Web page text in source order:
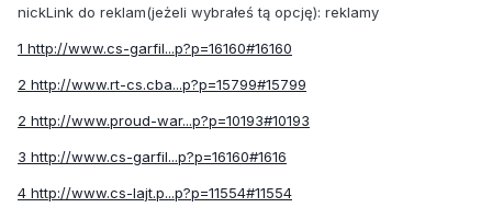
nickLink do reklam(jeżeli wybrałeśtą opcję): reklamy
1 http://www.cs-garfil...p?p=16160#16160
2 http://www.rt-cs.cba...p?p=15799#15799
2 http://www.proud-war...p?p=10193#10193
3 http://www.cs-garfil...p?p=16160#1616
4 http://www.cs-lajt.p...p?p=11554#11554